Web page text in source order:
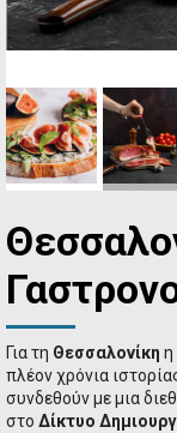
Για τη Θεσσαλονίκη η
πλέον χρόνια
συνδεθούν με μια
στο Δίκτυο